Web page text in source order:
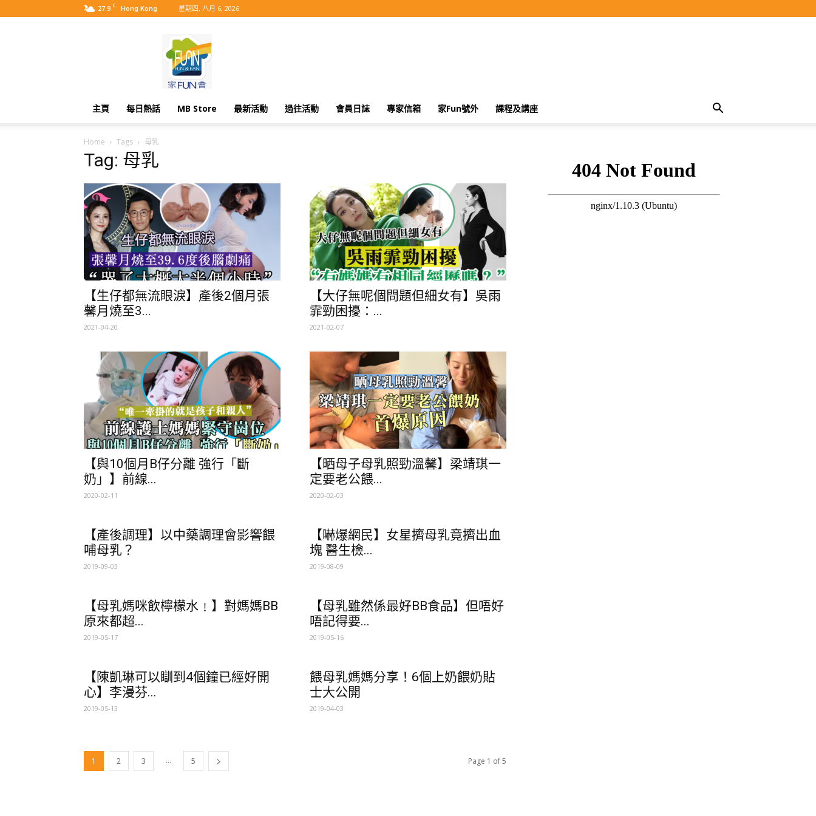
27.9 C Hong Kong 星期四, 八月 6, 2026
主頁 每日熱話 MB Store 最新活動 過往活動 會員日誌 專家信箱 家Fun號外 課程及講座
Home Tags 母乳
Tag: 母乳
【生仔都無流眼淚】產後2個月張
馨月燒至3...
2021-04-20
【大仔無呢個問題但細女有】吳雨
霏勁困擾：...
2021-02-07
【與10個月B仔分離 強行「斷
奶」】前線...
2020-02-11
【晒母子母乳照勁溫馨】梁靖琪一
定要老公餵...
2020-02-03
【產後調理】以中藥調理會影響餵
哺母乳？
2019-09-03
【嚇爆網民】女星擠母乳竟擠出血
塊 醫生檢...
2019-08-09
【母乳媽咪飲檸檬水﹗】對媽媽BB
原來都超...
2019-05-17
【母乳雖然係最好BB食品】但唔好
唔記得要...
2019-05-16
【陳凱琳可以瞓到4個鐘已經好開
心】李漫芬...
2019-05-13
餵母乳媽媽分享！6個上奶餵奶貼
士大公開
2019-04-03
1 2 3 ... 5 Page 1 of 5